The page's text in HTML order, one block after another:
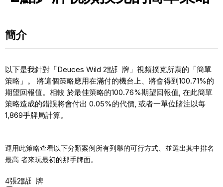
簡介
以下是我針對「Deuces Wild 2點⺩牌」視頻撲克所寫的「簡單
策略」。 將這個策略應⽤在滿付的機台上、將會得到100.71%的
期望回報值。相較 於最佳策略的100.76%期望回報值, 在此簡單
策略造成的錯誤將會付出 0.05%的代價, 或者⼀單位賭注以每
1,869⼿牌局計算。
運⽤此策略查看以下分類案例所有列舉的可⾏⽅式、並選出其中排名
最⾼ 者來玩最初的那⼿牌⾯。
4張2點⺩牌